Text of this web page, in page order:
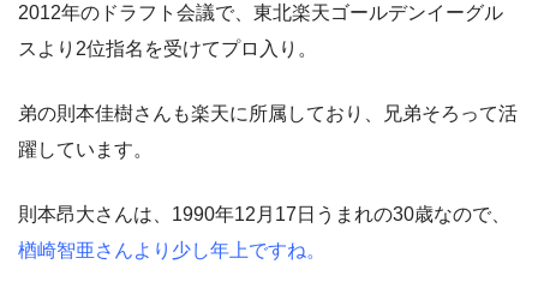
2012年のドラフト会議で、東北楽天ゴールデンイーグル
スより2位指名を受けてプロ入り。
弟の則本佳樹さんも楽天に所属しており、兄弟そろって活
躍しています。
則本昂大さんは、1990年12月17日うまれの30歳なので、
楢崎智亜さんより少し年上ですね。